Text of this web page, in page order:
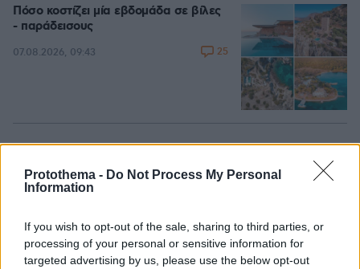
Protothema - Do Not Process My Personal
Information
If you wish to opt-out of the sale, sharing to third parties, or
processing of your personal or sensitive information for
targeted advertising by us, please use the below opt-out
Πόσο κοστίζει μία εβδομάδα σε βίλες
- παράδεισους
07.08.2026, 09:43 25
Loaded
Οικογενειακή τραγωδία στις Σέρρες,
μητέρα και γιος οι νεκροί από την
μετωπική φορτηγού με ΙΧ - Βίντεο
ντοκουμέντο από τη στιγμή της
07.08.2026, 09:58 368